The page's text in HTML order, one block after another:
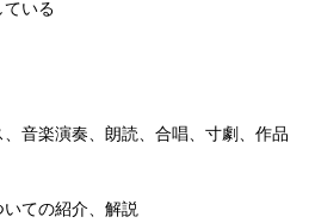
ている
音楽演奏、朗読、合唱、寸劇、作品
ての紹介、解説